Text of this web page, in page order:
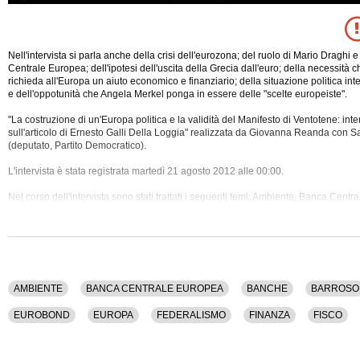
Nell'intervista si parla anche della crisi dell'eurozona; del ruolo di Mario Draghi
Centrale Europea; dell'ipotesi dell'uscita della Grecia dall'euro; della necessità
richieda all'Europa un aiuto economico e finanziario; della situazione politica
e dell'oppotunità che Angela Merkel ponga in essere delle "scelte europeiste".
"La costruzione di un'Europa politica e la validità del Manifesto di Ventotene:
sull'articolo di Ernesto Galli Della Loggia" realizzata da Giovanna Reanda con
(deputato, Partito Democratico).
L'intervista è stata registrata martedì 21 agosto 2012 alle 00:00.
Nel corso dell'intervista sono stati trattati i seguenti temi: Ambiente, Banca
Referendum, Sicurezza, Spagna, Storia, Titoli Di Stato, Unione Europea, Van
AMBIENTE BANCA CENTRALE EUROPEA BANCHE BARROSO
EUROBOND EUROPA FEDERALISMO FINANZA FISCO